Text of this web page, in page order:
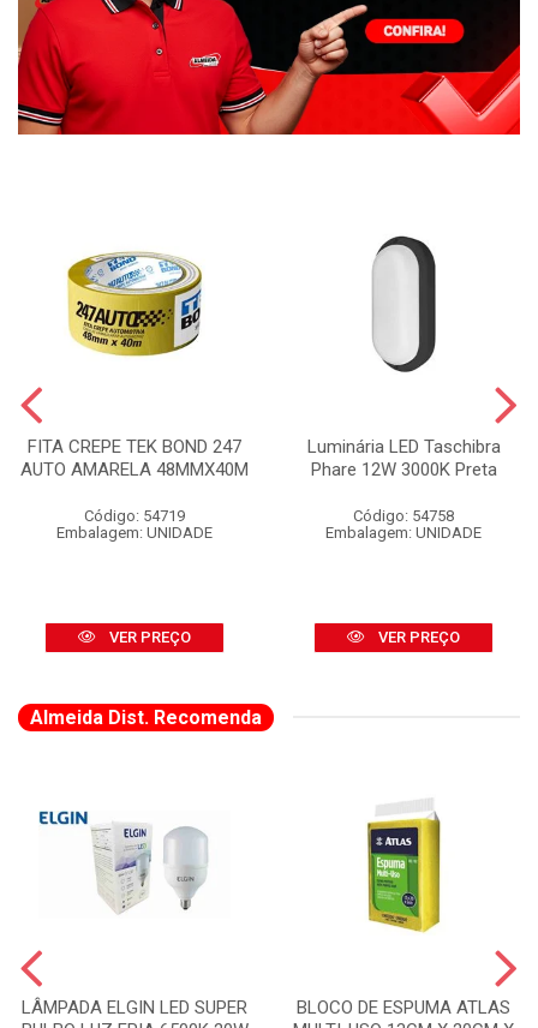
FITA CREPE TEK BOND 247
AUTO AMARELA 48MMX40M
Código: 54719
Embalagem: UNIDADE
VER PREÇO
Luminária LED Taschibra
Phare 12W 3000K Preta
Código: 54758
Embalagem: UNIDADE
VER PREÇO
Almeida Dist. Recomenda
LÂMPADA ELGIN LED SUPER
BLOCO DE ESPUMA ATLAS